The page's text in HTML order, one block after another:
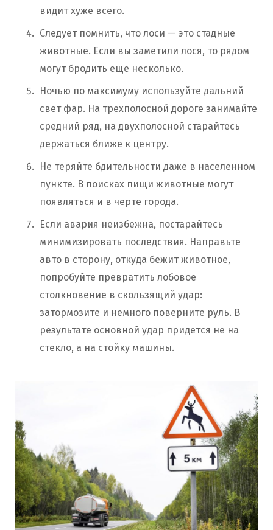
видит хуже всего.
Следует помнить, что лоси — это стадные
животные. Если вы заметили лося, то рядом
могут бродить еще несколько.
Ночью по максимуму используйте дальний
свет фар. На трехполосной дороге занимайте
средний ряд, на двухполосной старайтесь
держаться ближе к центру.
Не теряйте бдительности даже в населенном
пункте. В поисках пищи животные могут
появляться и в черте города.
Если авария неизбежна, постарайтесь
минимизировать последствия. Направьте
авто в сторону, откуда бежит животное,
попробуйте превратить лобовое
столкновение в скользящий удар:
затормозите и немного поверните руль. В
результате основной удар придется не на
стекло, а на стойку машины.